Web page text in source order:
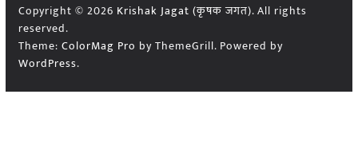
Copyright © 2026 Krishak Jagat (कृषक जगत). All rights
reserved.
Theme: ColorMag Pro by ThemeGrill. Powered by
WordPress.